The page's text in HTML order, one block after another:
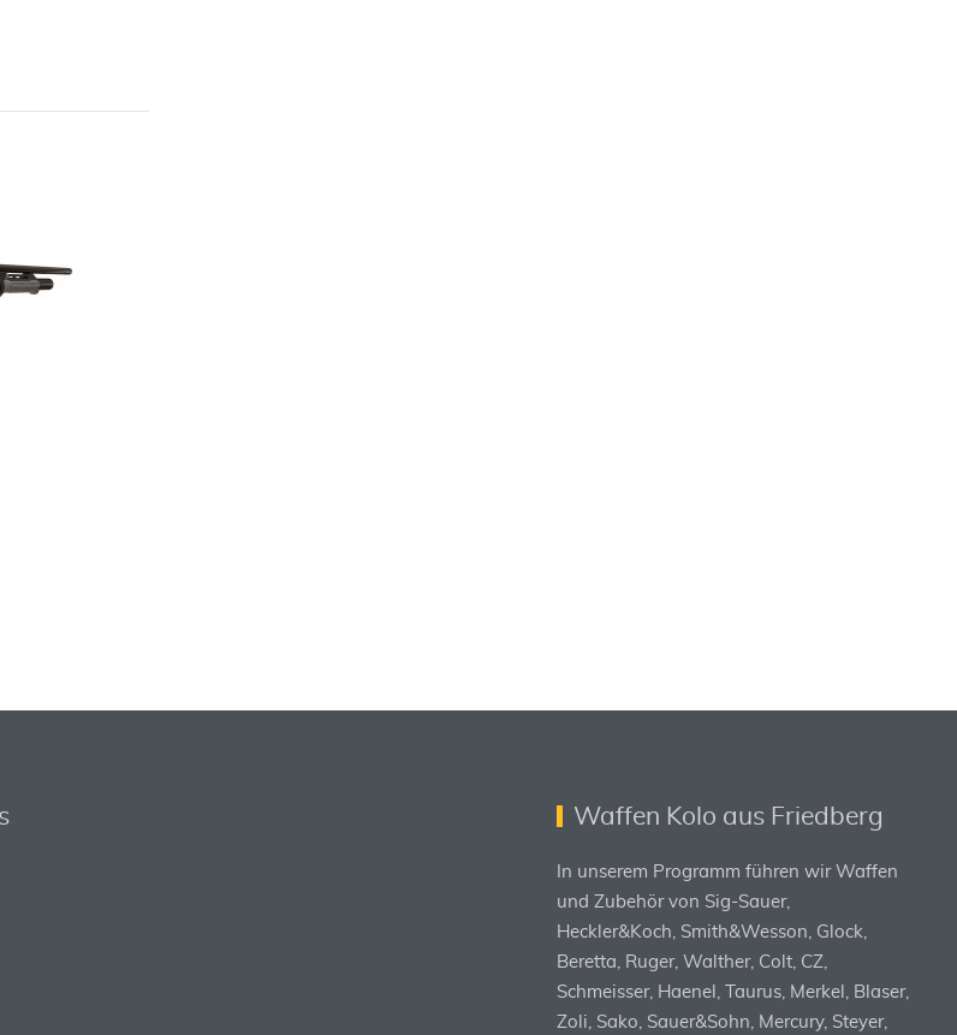
Waffen Kolo aus Friedberg
In unserem Programm führen wir Waffen
und Zubehör von Sig-Sauer,
Heckler&Koch, Smith&Wesson, Glock,
Beretta, Ruger, Walther, Colt, CZ,
Schmeisser, Haenel, Taurus, Merkel, Blaser,
Zoli, Sako, Sauer&Sohn, Mercury, Steyer,